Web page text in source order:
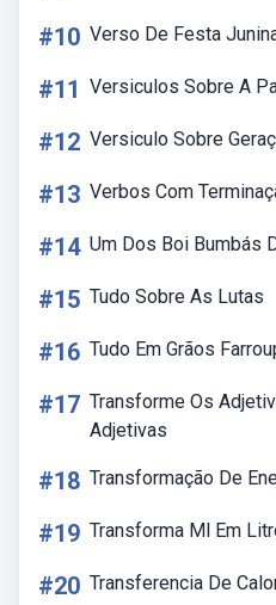
#10 Verso De Festa
#11 Versiculos Sobre A
#12 Versiculo Sobre
#13 Verbos Com
#14 Um Dos Boi Bumbás
#15 Tudo Sobre As Lutas
#16 Tudo Em Grãos
#17 Transforme Os
Adjetivas
#18 Transformação De
#19 Transforma Ml Em
#20 Transferencia De